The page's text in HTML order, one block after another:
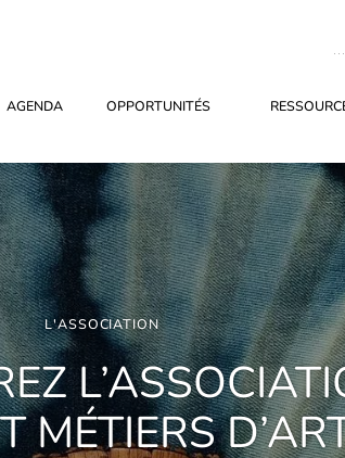
AGENDA OPPORTUNITÉS
L'ASSOCIATION
MÉTIERS